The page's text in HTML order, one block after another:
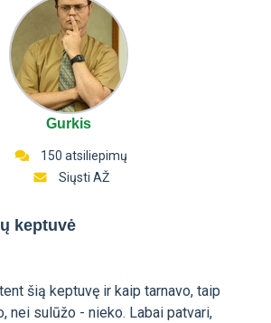
Gurkis
150 atsiliepimų
Siųsti AŽ
keptuvė
šią keptuvę ir kaip tarnavo, taip
nei sulūžo - nieko. Labai patvari,